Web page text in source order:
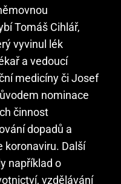
Tomáš Cihlář,
vyvinul lék
a vedoucí
medicíny či Josef
nominace
činnost
dopadů a
koronaviru. Další
například o
vzdělávání